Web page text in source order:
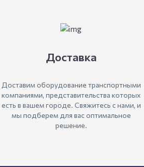
Доставка
Доставим оборудование транспортными
компаниями, представительства которых
есть в вашем городе. Свяжитесь с нами, и
мы подберем для вас оптимальное
решение.